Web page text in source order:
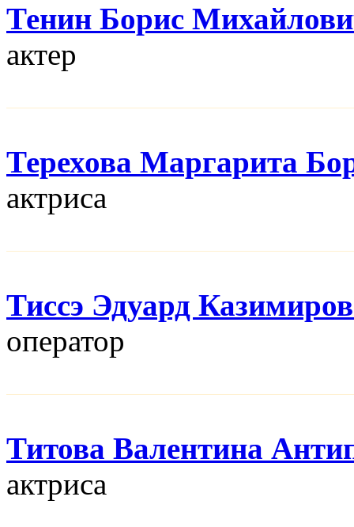
Тенин Борис
актер
Терехова Маргарита
актриса
Тиссэ Эдуард
оператор
Титова Валентина
актриса